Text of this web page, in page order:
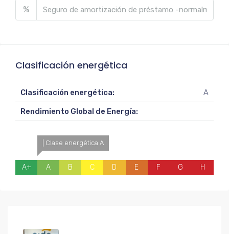
%
Clasificación energética
Clasificación energética: A
Rendimiento Global de Energía:
A+
| Clase energética A
A B C D E F G H